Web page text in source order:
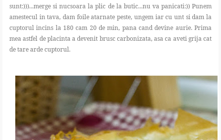
sunt:)))...merge si nucsoara la plic de la butic...nu va panicati:)) Punem
amestecul in tava, dam foile atarnate peste, ungem iar cu unt si dam la
cuptorul incins la 180 cam 20 de min, pana cand devine aurie. Prima
mea astfel de placinta a devenit brusc carbonizata, asa ca aveti grija cat
de tare arde cuptorul.